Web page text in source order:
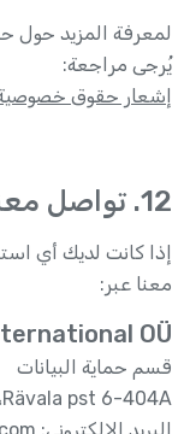
لمعرفة المزيد حول
يُرجى مراجعة:
إشعار حقوق خصوصية
12. تواصل معنا
إذا كانت لديك أي
معنا عبر:
OÜ
قسم حماية البيانات
Rävala pst 6-404A، مدينة تالين، مقاطعة هاريو، إستونيا